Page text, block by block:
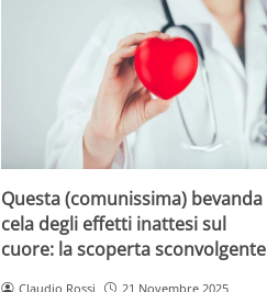
Questa (comunissima) bevanda
cela degli effetti inattesi sul
cuore: la scoperta sconvolgente
Claudio Rossi 21 Novembre 2025